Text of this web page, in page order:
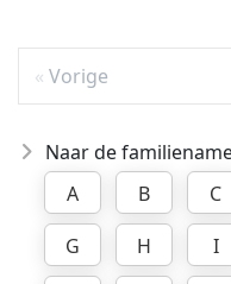
Vorige
Naar de
A
B C
G
H I